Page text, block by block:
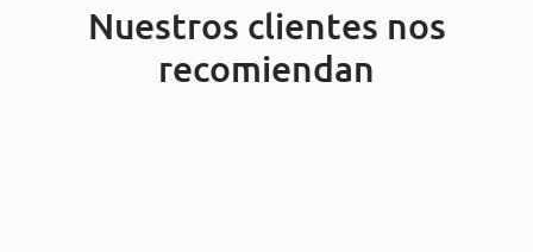
Nuestros clientes nos
recomiendan